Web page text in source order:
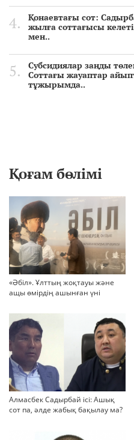
Қонаевтағы сот:
жылға соттағысы
мен..
Субсидиялар заңды
Соттағы жауаптар
тұжырымда..
Қоғам бөлімі
«Әбіл». Ұлттың жоқтауы және
ащы өмірдің ашынған үні
Алмасбек Садырбай ісі: Ашық
сот па, әлде жабық бақылау ма?